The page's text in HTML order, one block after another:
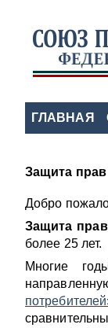
ГЛАВНАЯ
Защита прав
Добро
Защита
более 25 лет.
Многие